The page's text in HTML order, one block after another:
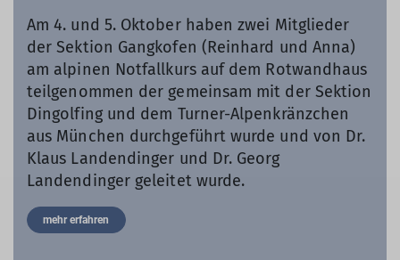
Am 4. und 5. Oktober haben zwei Mitglieder
der Sektion Gangkofen (Reinhard und Anna)
am alpinen Notfallkurs auf dem Rotwandhaus
teilgenommen der gemeinsam mit der Sektion
Dingolfing und dem Turner-Alpenkränzchen
aus München durchgeführt wurde und von Dr.
Klaus Landendinger und Dr. Georg
Landendinger geleitet wurde.
mehr erfahren